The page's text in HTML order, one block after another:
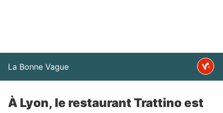
La Bonne Vague
À Lyon, le restaurant Trattino est